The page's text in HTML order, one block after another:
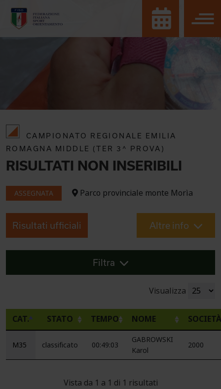
CAMPIONATO REGIONALE EMILIA
ROMAGNA MIDDLE (TER 3^ PROVA)
RISULTATI NON INSERIBILI
ASSEGNATA Parco provinciale monte Morìa
Risultati ufficiali Altre info
Filtra
Visualizza
CAT. STATO TEMPO NOME SOCIETÀ
M35 classificato 00:49:03
GABROWSKI
Karol
2000
Vista da 1 a 1 di 1 risultati